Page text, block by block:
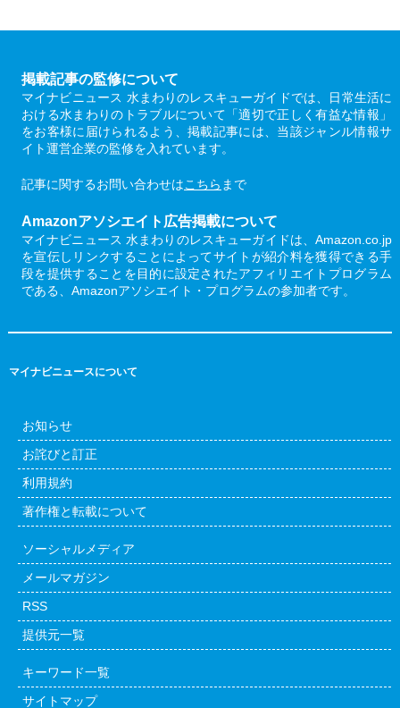
掲載記事の監修について
マイナビニュース 水まわりのレスキューガイドでは、日常生活に
おける水まわりのトラブルについて「適切で正しく有益な情報」
をお客様に届けられるよう、掲載記事には、当該ジャンル情報サ
イト運営企業の監修を入れています。
記事に関するお問い合わせはこちら まで
Amazonアソシエイト広告掲載について
マイナビニュース 水まわりのレスキューガイドは、Amazon.co.jp
を宣伝しリンクすることによってサイトが紹介料を獲得できる手
段を提供することを目的に設定されたアフィリエイトプログラム
である、Amazonアソシエイト・プログラムの参加者です。
マイナビニュースについて
お知らせ
お詫びと訂正
利用規約
著作権と転載について
ソーシャルメディア
メールマガジン
RSS
提供元一覧
キーワード一覧
サイトマップ